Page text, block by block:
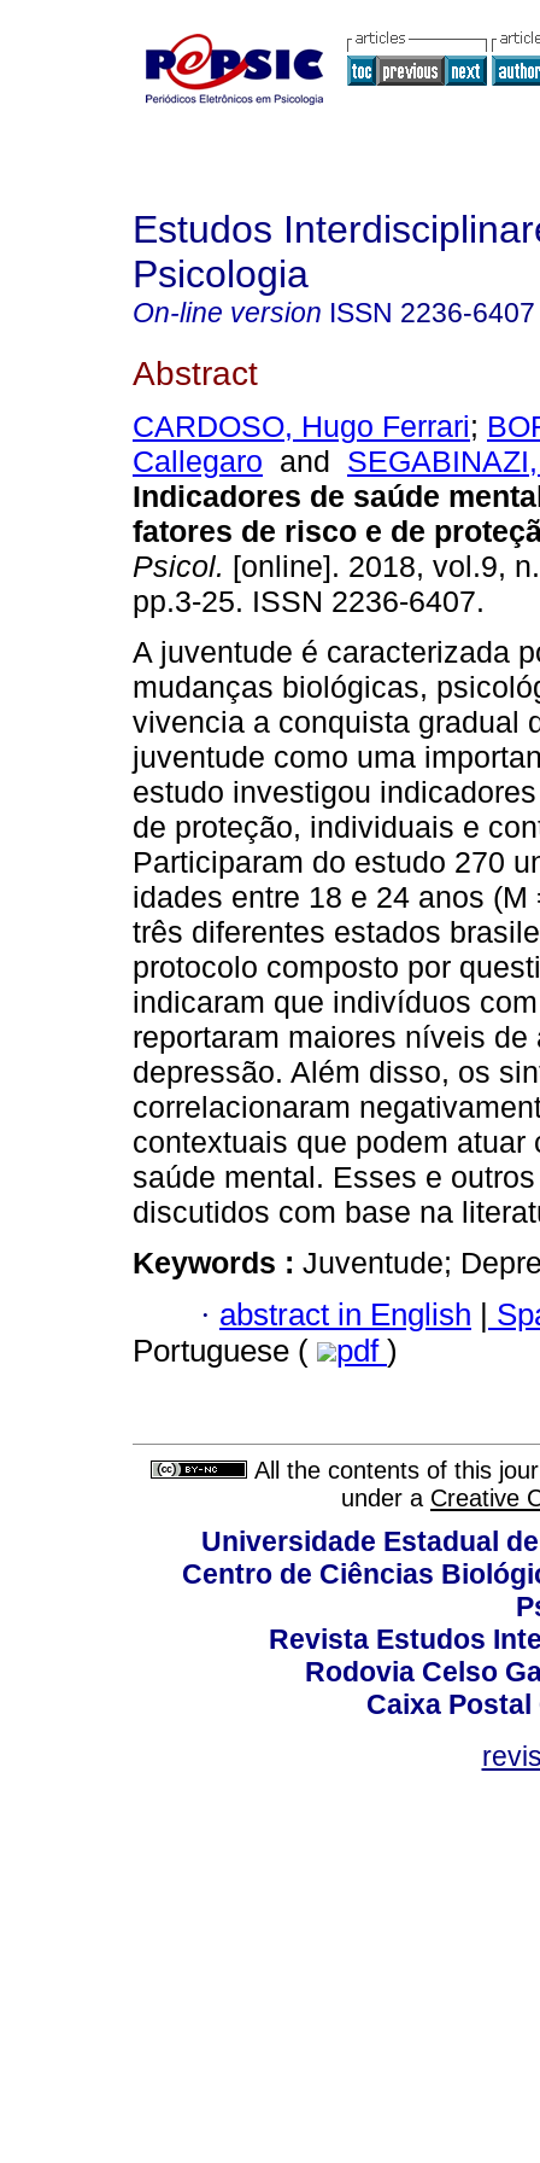
Estudos
Psicologia
On-line version ISSN 2236-6407
Abstract
CARDOSO, Hugo Ferrari;
Callegaro and
Indicadores de saúde
fatores de risco e de
Psicol. [online]. 2018, vol.9,
pp.3-25. ISSN 2236-6407.
A juventude é caracterizada
mudanças biológicas,
vivencia a conquista gradual
juventude como uma
estudo investigou
de proteção, individuais e
Participaram do estudo 270
idades entre 18 e 24 anos
três diferentes estados
protocolo composto por
indicaram que indivíduos
reportaram maiores níveis
depressão. Além disso, os
correlacionaram
contextuais que podem
saúde mental. Esses e
discutidos com base na
Keywords : Juventude;
· abstract in English |
Portuguese (
pdf )
All the contents of this
under a Creative
Universidade Estadual
Centro de Ciências
Revista Estudos
Rodovia Celso
Caixa Postal